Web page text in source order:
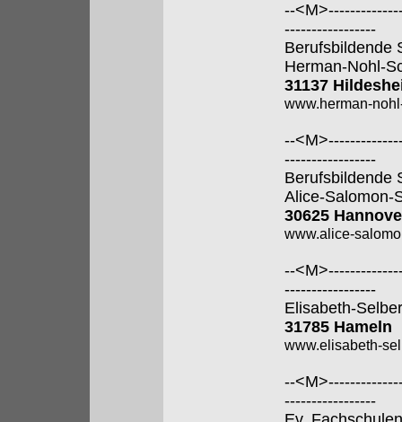
--
-----------------
Berufsbildende
Herman-Nohl-
31137
www.herman-
--
-----------------
Berufsbildende
Alice-Salomon-
30625
www.alice-
--
-----------------
Elisabeth-
31785 Hameln
www.elisabeth-
--
-----------------